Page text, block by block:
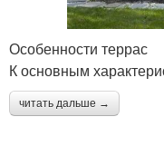
Особенности террас
К основным
читать дальше →